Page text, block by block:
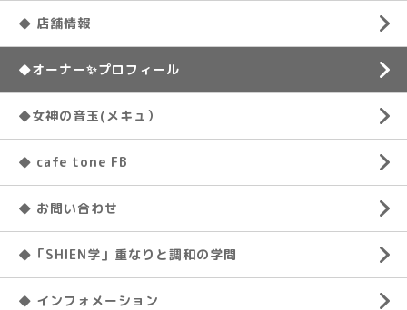
◆ 店舗情報
◆オーナー✨プロフィール
◆女神の音玉(メキュ）
◆ cafe tone FB
◆ お問い合わせ
◆「SHIEN学」重なりと調和の学問
◆ インフォメーション